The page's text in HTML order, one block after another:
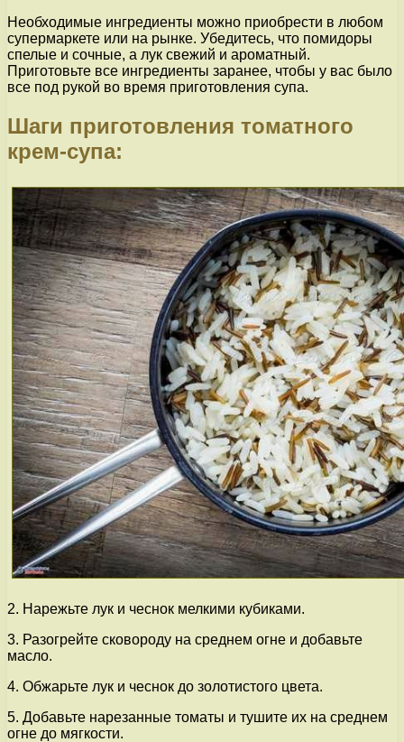
Необходимые ингредиенты можно приобрести в любом
супермаркете или на рынке. Убедитесь, что помидоры
спелые и сочные, а лук свежий и ароматный.
Приготовьте все ингредиенты заранее, чтобы у вас было
все под рукой во время приготовления супа.
Шаги приготовления томатного
крем-супа:
2. Нарежьте лук и чеснок мелкими кубиками.
3. Разогрейте сковороду на среднем огне и добавьте
масло.
4. Обжарьте лук и чеснок до золотистого цвета.
5. Добавьте нарезанные томаты и тушите их на среднем
огне до мягкости.